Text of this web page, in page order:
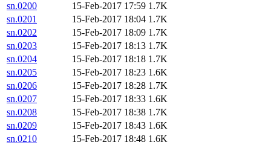
sn.0200
15-Feb-2017 17:59 1.7K
sn.0201
15-Feb-2017 18:04 1.7K
sn.0202
15-Feb-2017 18:09 1.7K
sn.0203
15-Feb-2017 18:13 1.7K
sn.0204
15-Feb-2017 18:18 1.7K
sn.0205
15-Feb-2017 18:23 1.6K
sn.0206
15-Feb-2017 18:28 1.7K
sn.0207
15-Feb-2017 18:33 1.6K
sn.0208
15-Feb-2017 18:38 1.7K
sn.0209
15-Feb-2017 18:43 1.6K
sn.0210
15-Feb-2017 18:48 1.6K